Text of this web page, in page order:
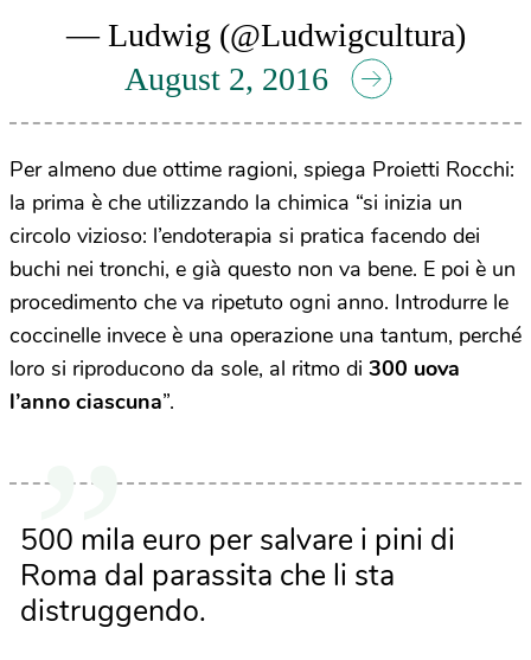
— Ludwig (@Ludwigcultura)
August 2, 2016
Per almeno due ottime ragioni, spiega Proietti Rocchi:
la prima è che utilizzando la chimica “si inizia un
circolo vizioso: l’endoterapia si pratica facendo dei
buchi nei tronchi, e già questo non va bene. E poi è un
procedimento che va ripetuto ogni anno. Introdurre le
coccinelle invece è una operazione una tantum, perché
loro si riproducono da sole, al ritmo di 300 uova
l’anno ciascuna”.
500 mila euro per salvare i pini di
Roma dal parassita che li sta
distruggendo.